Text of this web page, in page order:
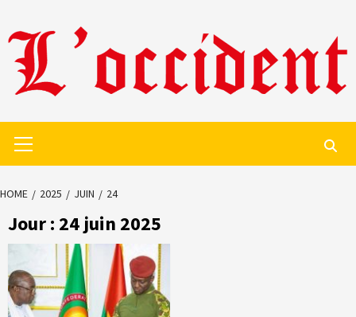
to
content
Menu
HOME 2025 JUIN 24
Jour : 24 juin 2025